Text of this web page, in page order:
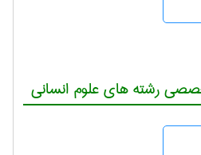
رشته های علوم انسانی